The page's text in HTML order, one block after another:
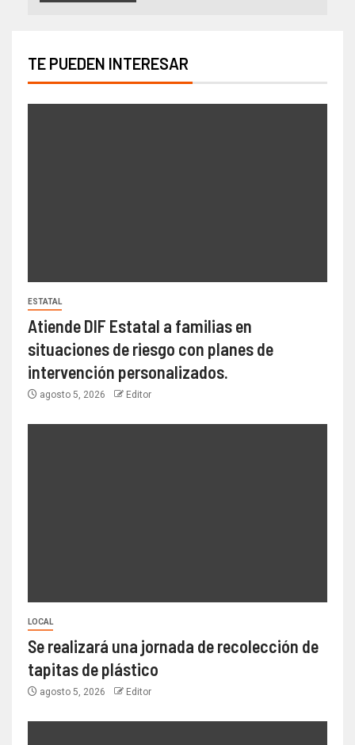
TE PUEDEN INTERESAR
ESTATAL
Atiende DIF Estatal a familias en
situaciones de riesgo con planes de
intervención personalizados.
agosto 5, 2026 Editor
LOCAL
Se realizará una jornada de recolección de
tapitas de plástico
agosto 5, 2026 Editor